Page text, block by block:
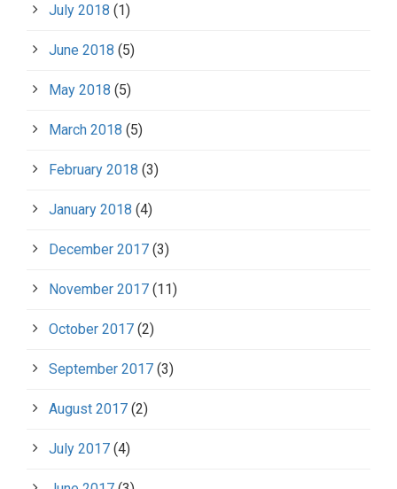
July 2018 (1)
June 2018 (5)
May 2018 (5)
March 2018 (5)
February 2018 (3)
January 2018 (4)
December 2017 (3)
November 2017 (11)
October 2017 (2)
September 2017 (3)
August 2017 (2)
July 2017 (4)